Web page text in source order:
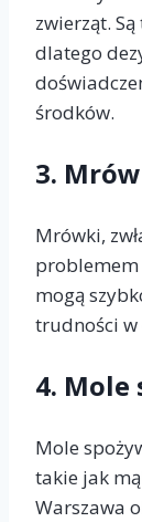
zwierząt.
dlatego
środków.
3.
Mrówki,
problemem
mogą
trudności
4. Mole
Mole
takie jak
Warszawa